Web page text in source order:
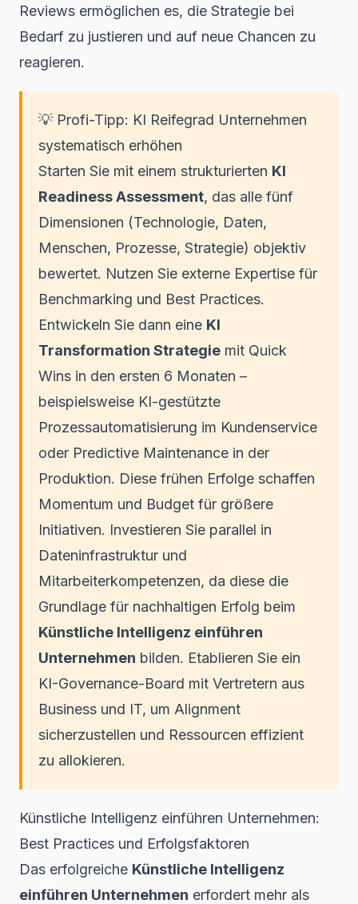
Reviews ermöglichen es, die Strategie bei
Bedarf zu justieren und auf neue Chancen zu
reagieren.
💡 Profi-Tipp: KI Reifegrad Unternehmen
systematisch erhöhen
Starten Sie mit einem strukturierten KI
Readiness Assessment, das alle fünf
Dimensionen (Technologie, Daten,
Menschen, Prozesse, Strategie) objektiv
bewertet. Nutzen Sie externe Expertise für
Benchmarking und Best Practices.
Entwickeln Sie dann eine KI
Transformation Strategie mit Quick
Wins in den ersten 6 Monaten –
beispielsweise KI-gestützte
Prozessautomatisierung im Kundenservice
oder Predictive Maintenance in der
Produktion. Diese frühen Erfolge schaffen
Momentum und Budget für größere
Initiativen. Investieren Sie parallel in
Dateninfrastruktur und
Mitarbeiterkompetenzen, da diese die
Grundlage für nachhaltigen Erfolg beim
Künstliche Intelligenz einführen
Unternehmen bilden. Etablieren Sie ein
KI-Governance-Board mit Vertretern aus
Business und IT, um Alignment
sicherzustellen und Ressourcen effizient
zu allokieren.
Künstliche Intelligenz einführen Unternehmen:
Best Practices und Erfolgsfaktoren
Das erfolgreiche Künstliche Intelligenz
einführen Unternehmen erfordert mehr als